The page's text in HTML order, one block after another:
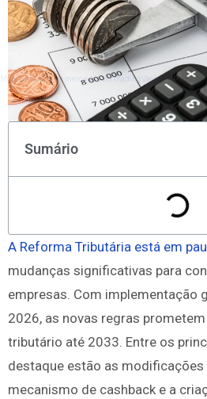
Monitore todos os mercados no TradingView
Sumário
A Reforma Tributária está em
mudanças significativas para
empresas. Com implementação
2026, as novas regras
tributário até 2033. Entre os
destaque estão as modificações
mecanismo de cashback e a